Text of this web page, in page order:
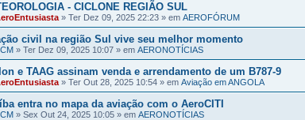
- CICLONE REGIÃO SUL
» Ter Dez 09, 2025 22:23 » em AEROFÓRUM
civil na região Sul vive seu melhor momento
» Ter Dez 09, 2025 10:07 » em AERONOTÍCIAS
e TAAG assinam venda e arrendamento de um B787-9
» Ter Out 28, 2025 10:54 » em Aviação em ANGOLA
entra no mapa da aviação com o AeroCITI
» Sex Out 24, 2025 10:05 » em AERONOTÍCIAS